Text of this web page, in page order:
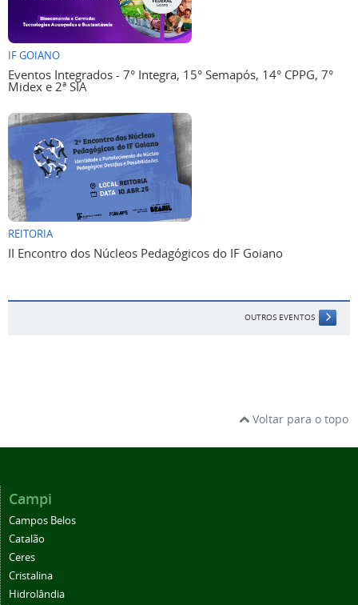
IF GOIANO
Eventos Integrados - 7° Integra, 15° Semapós, 14° CPPG, 7°
Midex e 2ª SIA
REITORIA
II Encontro dos Núcleos Pedagógicos do IF Goiano
OUTROS EVENTOS
Voltar para o topo
Campi
Campos Belos
Catalão
Ceres
Cristalina
Hidrolândia